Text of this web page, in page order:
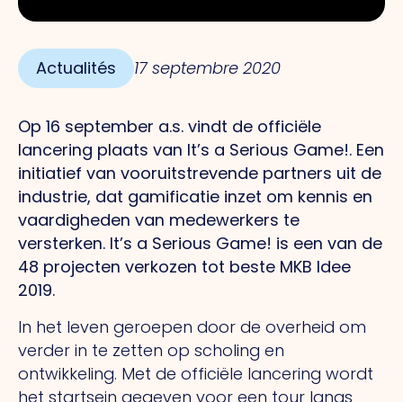
Actualités 17 septembre 2020
Op 16 september a.s. vindt de officiële
lancering plaats van It’s a Serious Game!. Een
initiatief van vooruitstrevende partners uit de
industrie, dat gamificatie inzet om kennis en
vaardigheden van medewerkers te
versterken. It’s a Serious Game! is een van de
48 projecten verkozen tot beste MKB Idee
2019.
In het leven geroepen door de overheid om
verder in te zetten op scholing en
ontwikkeling. Met de officiële lancering wordt
het startsein gegeven voor een tour langs